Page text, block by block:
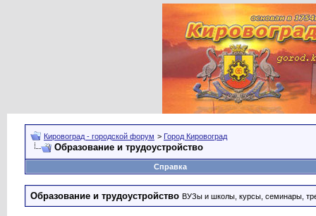
Кировоград - городской форум > Город Кировоград
Образование и трудоустройство
Справка
Образование и трудоустройство ВУЗы и школы, курсы, семинары,